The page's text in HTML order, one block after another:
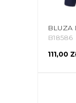
B18586
111,00